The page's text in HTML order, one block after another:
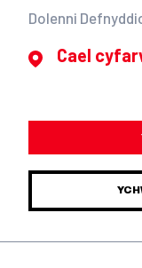
Dolenni
Cael